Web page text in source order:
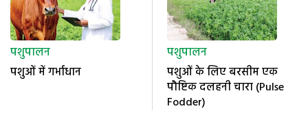
पशुपालन
पशुओं में गर्भाधान
पशुपालन
पशुओं के लिए बरसीम एक
पौष्टिक दलहनी चारा (Pulse
Fodder)